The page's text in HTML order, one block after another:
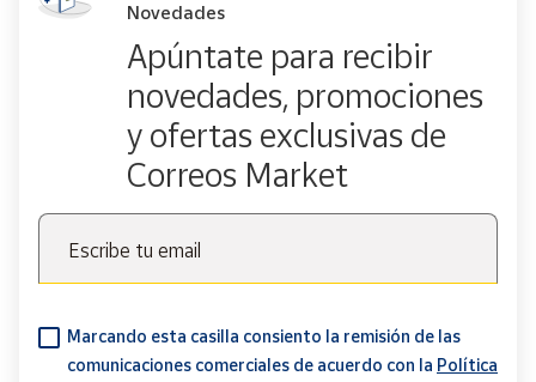
Novedades
Apúntate para recibir
novedades, promociones
y ofertas exclusivas de
Correos Market
Escribe tu email
Marcando esta casilla consiento la remisión de las
comunicaciones comerciales de acuerdo con la Política